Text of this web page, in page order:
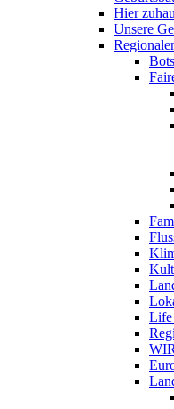
Hier
Unsere
Life